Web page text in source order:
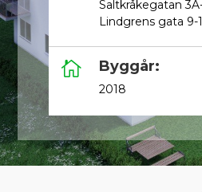
Saltkråkegatan
Lindgrens gata 9-
 Byggår:
2018